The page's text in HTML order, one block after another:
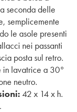
seconda delle
semplicemente
le asole presenti
nei passanti
posta sul retro.
in lavatrice a 30°
neutro.
42 x 14 x h.